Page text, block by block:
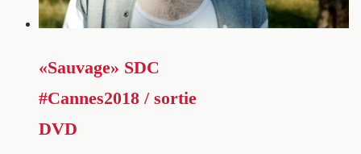
«Sauvage» SDC
#Cannes2018 / sortie
DVD